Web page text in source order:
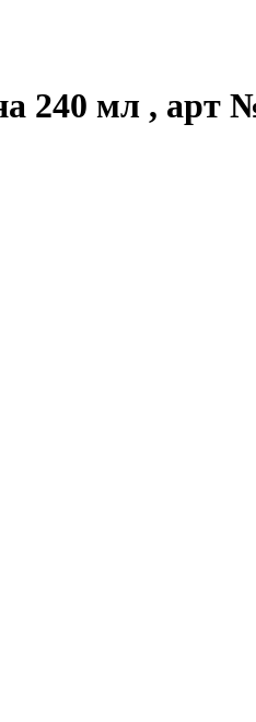
240 мл , арт